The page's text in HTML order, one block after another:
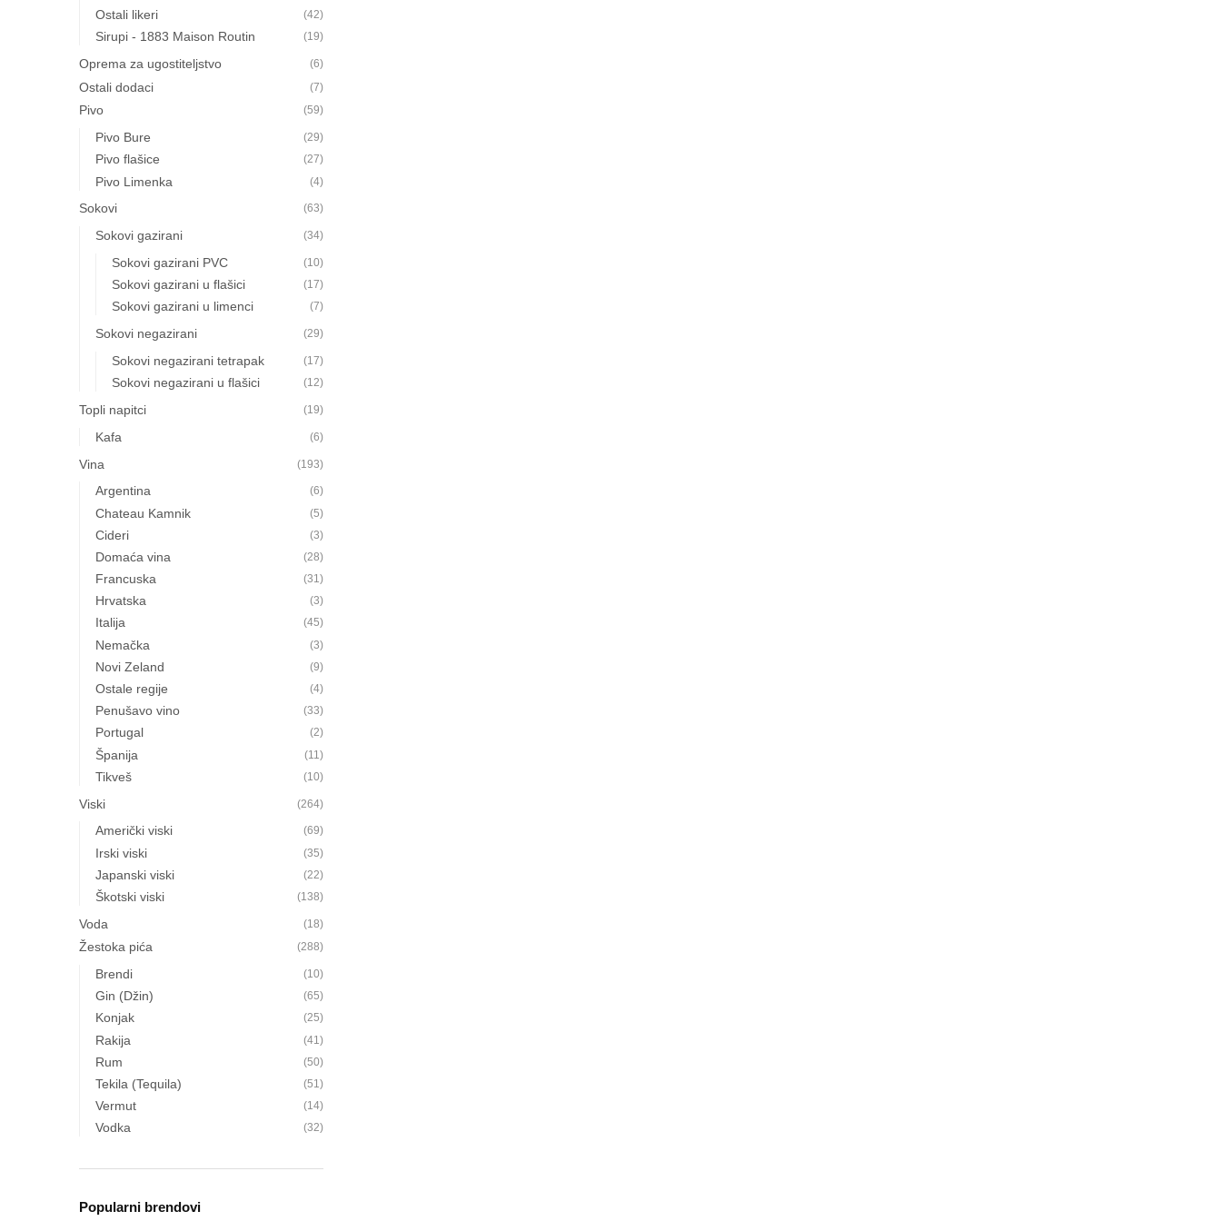
Ostali likeri
(42)
Sirupi - 1883 Maison Routin (19)
Oprema za ugostiteljstvo (6)
Ostali dodaci (7)
Pivo (59)
Pivo Bure (29)
Pivo flašice (27)
Pivo Limenka (4)
Sokovi (63)
Sokovi gazirani (34)
Sokovi gazirani PVC (10)
Sokovi gazirani u flašici (17)
Sokovi gazirani u limenci (7)
Sokovi negazirani (29)
Sokovi negazirani tetrapak (17)
Sokovi negazirani u flašici (12)
Topli napitci (19)
Kafa (6)
Vina (193)
Argentina (6)
Chateau Kamnik (5)
Cideri (3)
Domaća vina (28)
Francuska (31)
Hrvatska (3)
Italija (45)
Nemačka (3)
Novi Zeland (9)
Ostale regije (4)
Penušavo vino (33)
Portugal (2)
Španija (11)
Tikveš (10)
Viski (264)
Američki viski (69)
Irski viski (35)
Japanski viski (22)
Škotski viski (138)
Voda (18)
Žestoka pića (288)
Brendi (10)
Gin (Džin) (65)
Konjak (25)
Rakija (41)
Rum (50)
Tekila (Tequila) (51)
Vermut (14)
Vodka (32)
Popularni brendovi